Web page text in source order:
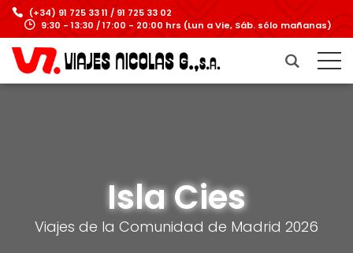
(+34) 91 725 33 11 / 91 725 33 02
9:30 - 13:30 / 17:00 - 20:00 hrs (Lun a Vie, Sáb. sólo mañanas)
Isla Cies
Viajes de la Comunidad de Madrid 2026